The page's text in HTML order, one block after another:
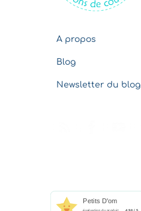
A propos
Blog
Newsletter du blog
Petits D'om
évaluation du produit 4.96 / 5